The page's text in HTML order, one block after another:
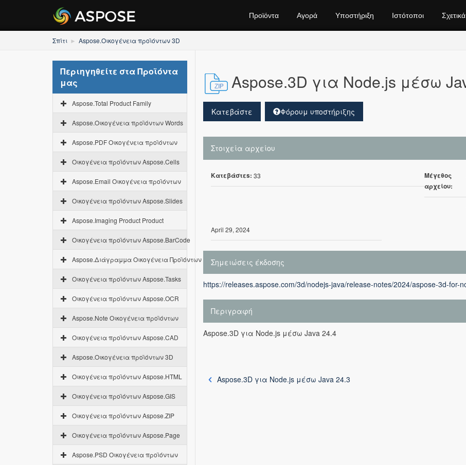
Προϊόντα Αγορά Υποστήριξη Ιστότοποι Σχετικά
Σπίτι Aspose.Οικογένεια προϊόντων 3D
Περιηγηθείτε στα Προϊόντα
μας
Aspose.Total Product Family
Aspose.Οικογένεια προϊόντων Words
Aspose.PDF Οικογένεια προϊόντων
Οικογένεια προϊόντων Aspose.Cells
Aspose.Email Οικογένεια προϊόντων
Οικογένεια προϊόντων Aspose.Slides
Aspose.Imaging Product Product
Οικογένεια προϊόντων Aspose.BarCode
Aspose.Διάγραμμα Οικογένεια Προϊόντων
Οικογένεια προϊόντων Aspose.Tasks
Οικογένεια προϊόντων Aspose.OCR
Aspose.Note Οικογένεια προϊόντων
Οικογένεια προϊόντων Aspose.CAD
Aspose.Οικογένεια προϊόντων 3D
Οικογένεια προϊόντων Aspose.HTML
Οικογένεια προϊόντων Aspose.GIS
Οικογένεια προϊόντων Aspose.ZIP
Οικογένεια προϊόντων Aspose.Page
Aspose.PSD Οικογένεια προϊόντων
Aspose.3D για Node.js μέσω
Κατεβάστε Φόρουμ υποστήριξης
Στοιχεία αρχείου
Κατεβάστεs: 33
Μέγεθος
αρχείου:
April 29, 2024
Σημειώσεις έκδοσης
https://releases.aspose.com/3d/nodejs-java/release-notes/2024/aspose-3d-for-
Περιγραφή
Aspose.3D για Node.js μέσω Java 24.4
Aspose.3D για Node.js μέσω Java 24.3